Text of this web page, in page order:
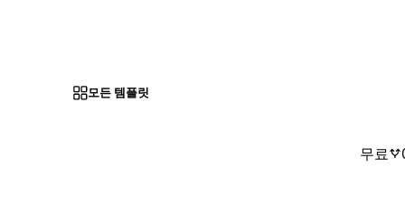
모든 템플릿
무료